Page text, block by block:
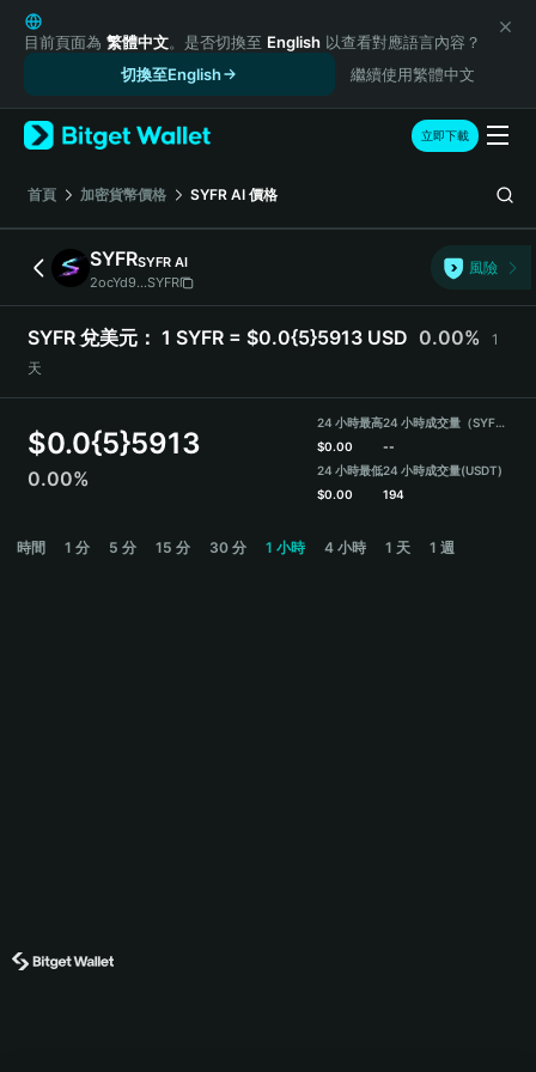
English
日本語
Русский
Español (Latinoamérica)
Türkçe
Italiano
简体中文
繁體中文
Português (Portugal)
Bahasa Indonesia
Español
目前頁面為 繁體中文。是否切換至 English 以查看對應語言內容？
切換至English
繼續使用繁體中文
立即下載
首頁 加密貨幣價格 SYFR AI 價格
SYFRSYFR AI
2ocYd9...SYFR
風險
SYFR 兌美元： 1 SYFR = $0.0{5}5913 USD 0.00%
1
天
$0.0{5}5913
0.00%
24 小時最高
$0.00
24 小時最低
$0.00
24 小時成交量（SYFR）
--
24 小時成交量(USDT)
194
時間 1 分 5 分 15 分 30 分 1 小時 4 小時 1 天 1 週